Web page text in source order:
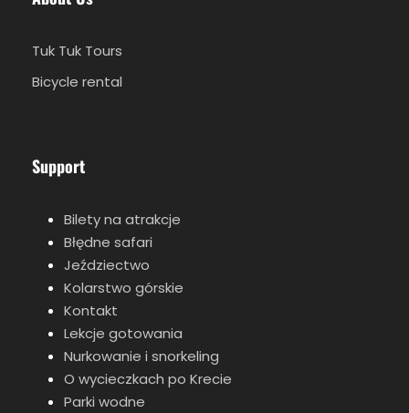
Tuk Tuk Tours
Bicycle rental
Support
Bilety na atrakcje
Błędne safari
Jeździectwo
Kolarstwo górskie
Kontakt
Lekcje gotowania
Nurkowanie i snorkeling
O wycieczkach po Krecie
Parki wodne